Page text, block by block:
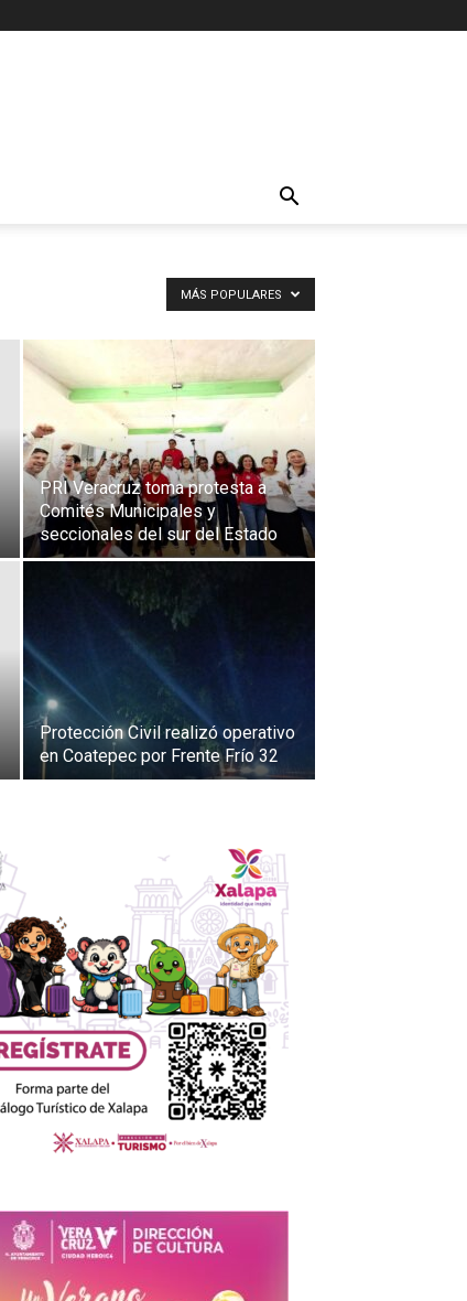
MÁS POPULARES
PRI Veracruz toma protesta a
Comités Municipales y
seccionales del sur del Estado
Protección Civil realizó operativo
en Coatepec por Frente Frío 32